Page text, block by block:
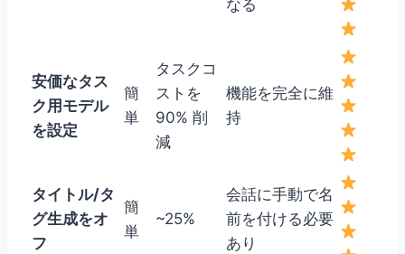
なる
安価なタス
ク用モデル
を設定
簡
単
タスクコ
ストを
90% 削
減
機能を完全に維
持
タイトル/タ
グ生成をオ
フ
簡
単
~25%
会話に手動で名
前を付ける必要
あり